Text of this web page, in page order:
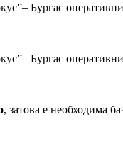
Бургас
Бургас
, затова е необходима